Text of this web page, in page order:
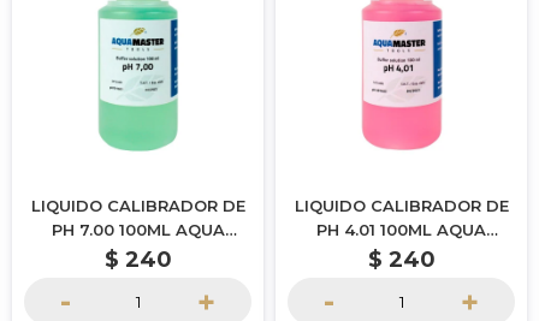
LIQUIDO CALIBRADOR DE
PH 7.00 100ML AQUA
MASTER TOOLS
$ 240
- +
LIQUIDO CALIBRADOR DE
PH 4.01 100ML AQUA
MASTER TOOLS
$ 240
- +